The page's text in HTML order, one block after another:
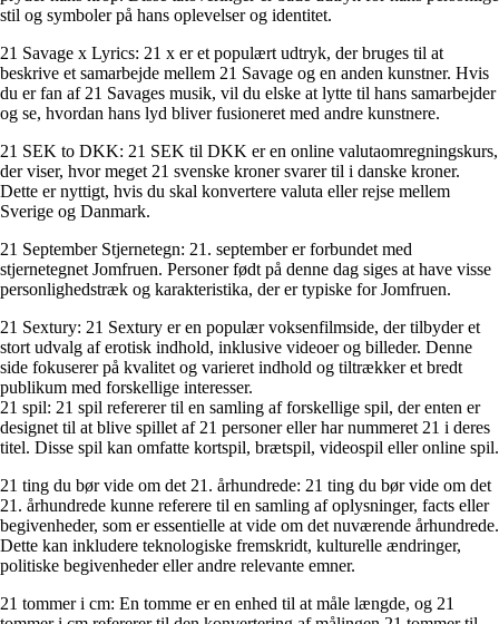
stil og symboler på hans oplevelser og identitet.
21 Savage x Lyrics: 21 x er et populært udtryk, der bruges til at
beskrive et samarbejde mellem 21 Savage og en anden kunstner. Hvis
du er fan af 21 Savages musik, vil du elske at lytte til hans samarbejder
og se, hvordan hans lyd bliver fusioneret med andre kunstnere.
21 SEK to DKK: 21 SEK til DKK er en online valutaomregningskurs,
der viser, hvor meget 21 svenske kroner svarer til i danske kroner.
Dette er nyttigt, hvis du skal konvertere valuta eller rejse mellem
Sverige og Danmark.
21 September Stjernetegn: 21. september er forbundet med
stjernetegnet Jomfruen. Personer født på denne dag siges at have visse
personlighedstræk og karakteristika, der er typiske for Jomfruen.
21 Sextury: 21 Sextury er en populær voksenfilmside, der tilbyder et
stort udvalg af erotisk indhold, inklusive videoer og billeder. Denne
side fokuserer på kvalitet og varieret indhold og tiltrækker et bredt
publikum med forskellige interesser.
21 spil: 21 spil refererer til en samling af forskellige spil, der enten er
designet til at blive spillet af 21 personer eller har nummeret 21 i deres
titel. Disse spil kan omfatte kortspil, brætspil, videospil eller online spil.
21 ting du bør vide om det 21. århundrede: 21 ting du bør vide om det
21. århundrede kunne referere til en samling af oplysninger, facts eller
begivenheder, som er essentielle at vide om det nuværende århundrede.
Dette kan inkludere teknologiske fremskridt, kulturelle ændringer,
politiske begivenheder eller andre relevante emner.
21 tommer i cm: En tomme er en enhed til at måle længde, og 21